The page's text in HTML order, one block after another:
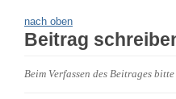
nach oben
Beitrag
Beim Verfassen des Beitrages